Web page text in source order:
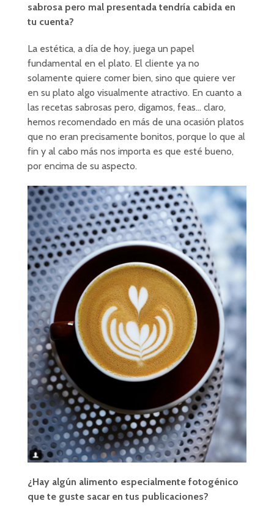
sabrosa pero mal presentada tendría cabida en
tu cuenta?
La estética, a día de hoy, juega un papel
fundamental en el plato. El cliente ya no
solamente quiere comer bien, sino que quiere ver
en su plato algo visualmente atractivo. En cuanto a
las recetas sabrosas pero, digamos, feas… claro,
hemos recomendado en más de una ocasión platos
que no eran precisamente bonitos, porque lo que al
fin y al cabo más nos importa es que esté bueno,
por encima de su aspecto.
¿Hay algún alimento especialmente fotogénico
que te guste sacar en tus publicaciones?